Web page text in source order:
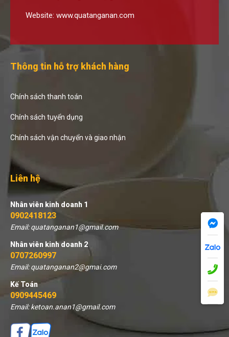
Website: www.quatanganan.com
Thông tin hỗ trợ khách hàng
Chính sách thanh toán
Chính sách tuyển dụng
Chính sách vận chuyển và giao nhận
Liên hệ
Nhân viên kinh doanh 1
0902418123
Email: quatanganan1@gmail.com
Nhân viên kinh doanh 2
0707260997
Email: quatanganan2@gmai.com
Kế Toán
0909445469
Email: ketoan.anan1@gmail.com